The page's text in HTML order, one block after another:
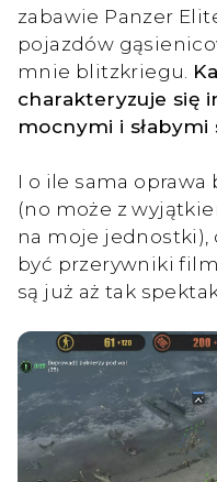
zabawie Panzer
pojazdów
mnie blitzkriegu.
charakteryzuje się
mocnymi i słabymi
I o ile sama oprawa
(no może z
na moje
być przerywniki
są już aż tak